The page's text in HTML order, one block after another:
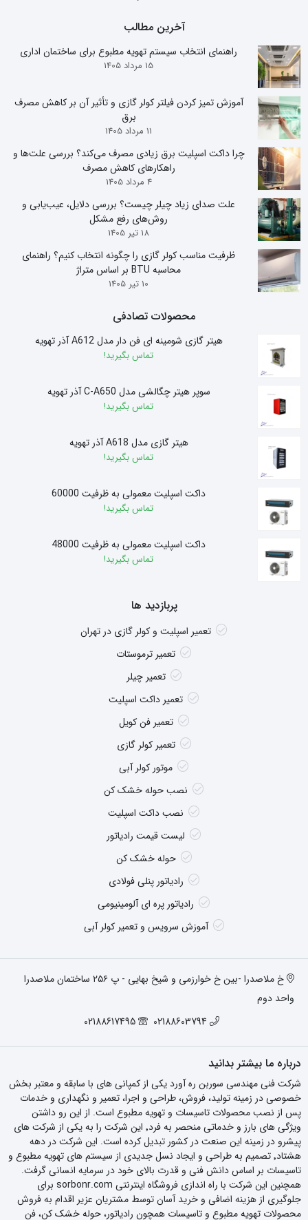
آخرین مطالب
راهنمای انتخاب سیستم تهویه مطبوع برای ساختمان اداری
15 مرداد 1405
آموزش تمیز کردن فیلتر کولر گازی و تأثیر آن بر کاهش مصرف
برق
11 مرداد 1405
چرا داکت اسپلیت برق زیادی مصرف می‌کند؟ بررسی علت‌ها و
راهکارهای کاهش مصرف
4 مرداد 1405
علت صدای زیاد چیلر چیست؟ بررسی دلایل، عیب‌یابی و
روش‌های رفع مشکل
18 تیر 1405
ظرفیت مناسب کولر گازی را چگونه انتخاب کنیم؟ راهنمای
محاسبه BTU بر اساس متراژ
10 تیر 1405
محصولات تصادفی
هیتر گازی شومینه ای فن دار مدل A612 آذر تهویه
تماس بگیرید!
سوپر هیتر چگالشی مدل C-A650 آذر تهویه
تماس بگیرید!
هیتر گازی مدل A618 آذر تهویه
تماس بگیرید!
داکت اسپلیت معمولی به ظرفیت 60000
تماس بگیرید!
داکت اسپلیت معمولی به ظرفیت 48000
تماس بگیرید!
پربازدید ها
تعمیر اسپلیت و کولر گازی در تهران
تعمیر ترموستات
تعمیر چیلر
تعمیر داکت اسپلیت
تعمیر فن کویل
تعمیر کولر گازی
موتور کولر آبی
نصب حوله خشک کن
نصب داکت اسپلیت
لیست قیمت رادیاتور
حوله خشک کن
رادیاتور پنلی فولادی
رادیاتور پره ای آلومینیومی
آموزش سرویس و تعمیر کولر آبی
خ ملاصدرا -بین خ خوارزمی و شیخ بهایی - پ ۲۵۶ ساختمان ملاصدرا
واحد دوم
02188603794
02188617495
درباره ما بیشتر بدانید
شرکت فنی مهندسی سوربن ره آورد یکی از کمپانی های با سابقه و معتبر بخش
خصوصی در زمینه تولید، فروش، طراحی و اجرا، تعمیر و نگهداری و خدمات
پس از نصب محصولات تاسیسات و تهویه مطبوع است. از این رو داشتن
ویژگی های بارز و خدماتی منحصر به فرد٬ این شرکت را به یکی از شرکت های
پیشرو در زمینه این صنعت در کشور تبدیل کرده است. این شرکت در دهه
هشتاد٬ تصمیم به طراحی و ایجاد نسل جدیدی از سیستم های تهویه مطبوع و
تاسیسات بر اساس دانش فنی و قدرت بالای خود در سرمایه انسانی گرفت.
همچنین این شرکت با راه اندازی فروشگاه اینترنتی sorbonr.com برای
جلوگیری از هزینه اضافی و خرید آسان توسط مشتریان عزیر اقدام به فروش
محصولات تهویه مطبوع و تاسیسات همچون رادیاتور، حوله خشک کن، فن